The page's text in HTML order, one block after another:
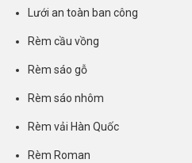
Lưới an toàn ban công
Rèm cầu vồng
Rèm sáo gỗ
Rèm sáo nhôm
Rèm vải Hàn Quốc
Rèm Roman